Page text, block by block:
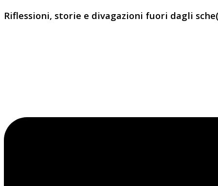
Riflessioni, storie e divagazioni fuori dagli